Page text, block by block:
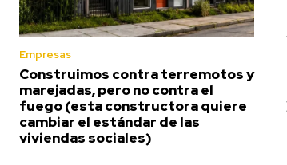
Empresas
Construimos contra terremotos y
marejadas, pero no contra el
fuego (esta constructora quiere
cambiar el estándar de las
viviendas sociales)